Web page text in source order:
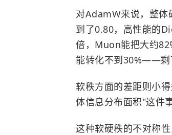
对AdamW来说，整
到了0.80，高性能的
倍，Muon能把大约
能转化不到30%——剩
软秩方面的差距则小
体信息分布面积"这件
这种软硬秩的不对称